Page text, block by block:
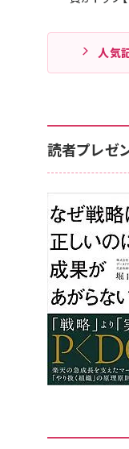
人気
読者プレゼ
は
か
ル
3
8